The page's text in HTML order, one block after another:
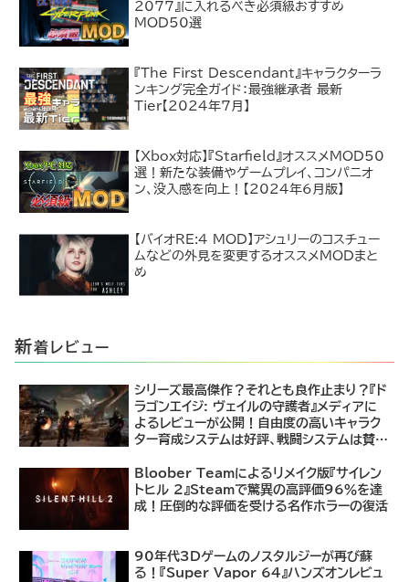
2077』に入れるべき必須級おすすめ
MOD50選
『The First Descendant』キャラクターラ
ンキング完全ガイド：最強継承者 最新
Tier【2024年7月】
【Xbox対応】『Starfield』オススメMOD50
選！新たな装備やゲームプレイ、コンパニオ
ン、没入感を向上！【2024年6月版】
【バイオRE:4 MOD】アシュリーのコスチュー
ムなどの外見を変更するオススメMODまと
め
新着レビュー
シリーズ最高傑作？それとも良作止まり？『ド
ラゴンエイジ: ヴェイルの守護者』メディアに
よるレビューが公開！自由度の高いキャラク
ター育成システムは好評、戦闘システムは賛否
Bloober Teamによるリメイク版『サイレン
トヒル 2』Steamで驚異の高評価96％を達
成！圧倒的な評価を受ける名作ホラーの復活
90年代3Dゲームのノスタルジーが再び蘇
る！『Super Vapor 64』ハンズオンレビュ